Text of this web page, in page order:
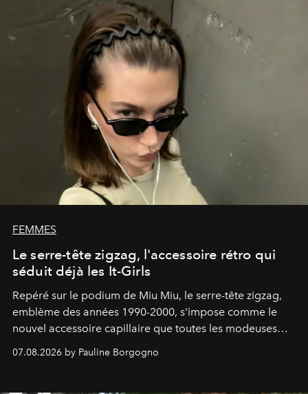
FEMMES
Le serre-tête zigzag, l'accessoire rétro qui
séduit déjà les It-Girls
Repéré sur le podium de Miu Miu, le serre-tête zigzag,
emblème des années 1990-2000, s'impose comme le
nouvel accessoire capillaire que toutes les modeuses
s'arrachent déjà.
07.08.2026 by Pauline Borgogno